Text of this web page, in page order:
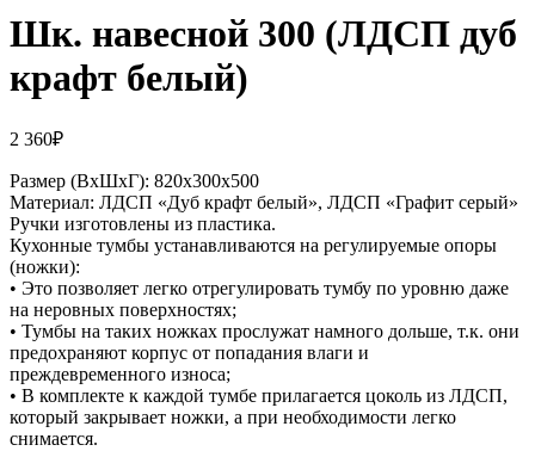
Шк. навесной 300 (ЛДСП дуб
крафт белый)
2 360₽
Размер (ВхШхГ): 820х300х500
Материал: ЛДСП «Дуб крафт белый», ЛДСП «Графит серый»
Ручки изготовлены из пластика.
Кухонные тумбы устанавливаются на регулируемые опоры
(ножки):
• Это позволяет легко отрегулировать тумбу по уровню даже
на неровных поверхностях;
• Тумбы на таких ножках прослужат намного дольше, т.к. они
предохраняют корпус от попадания влаги и
преждевременного износа;
• В комплекте к каждой тумбе прилагается цоколь из ЛДСП,
который закрывает ножки, а при необходимости легко
снимается.